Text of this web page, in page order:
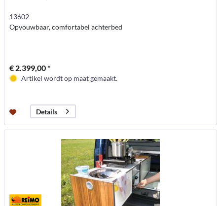
13602
Opvouwbaar, comfortabel achterbed
€ 2.399,00 *
Artikel wordt op maat gemaakt.
Details